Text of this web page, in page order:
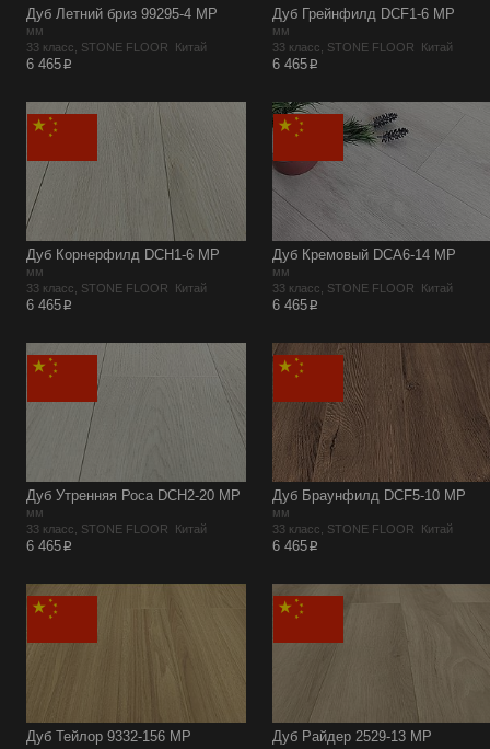
Дуб Летний бриз 99295-4 MР
мм
33 класс, STONE FLOOR Китай
6 465p
Дуб Грейнфилд DCF1-6 MР
мм
33 класс, STONE FLOOR Китай
6 465p
Дуб Корнерфилд DCH1-6 MР
мм
33 класс, STONE FLOOR Китай
6 465p
Дуб Кремовый DCA6-14 MP
мм
33 класс, STONE FLOOR Китай
6 465p
Дуб Утренняя Роса DCH2-20 MР
мм
33 класс, STONE FLOOR Китай
6 465p
Дуб Браунфилд DCF5-10 MР
мм
33 класс, STONE FLOOR Китай
6 465p
Дуб Тейлор 9332-156 MР Дуб Райдер 2529-13 MР